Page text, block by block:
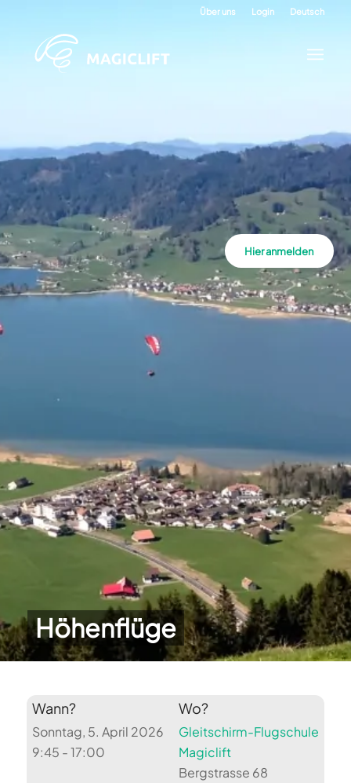
Über uns Login Deutsch
Höhenflüge
Hier anmelden
Wann?
Sonntag, 5. April 2026
9:45 - 17:00
Wo?
Gleitschirm-Flugschule
Magiclift
Bergstrasse 68